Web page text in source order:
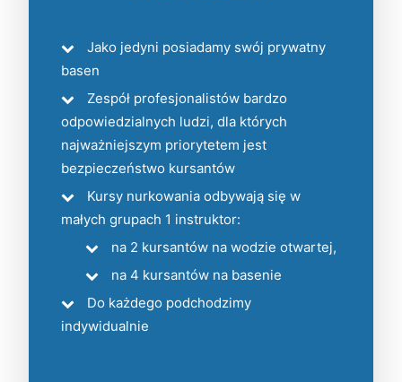
Jako jedyni posiadamy swój prywatny
basen
Zespół profesjonalistów bardzo
odpowiedzialnych ludzi, dla których
najważniejszym priorytetem jest
bezpieczeństwo kursantów
Kursy nurkowania odbywają się w
małych grupach 1 instruktor:
na 2 kursantów na wodzie otwartej,
na 4 kursantów na basenie
Do każdego podchodzimy
indywidualnie